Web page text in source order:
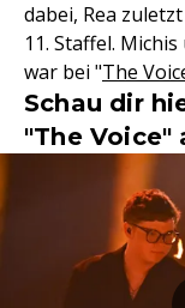
dabei, Rea
11. Staffel. Michis
war bei "The
Schau dir
"The Voice"